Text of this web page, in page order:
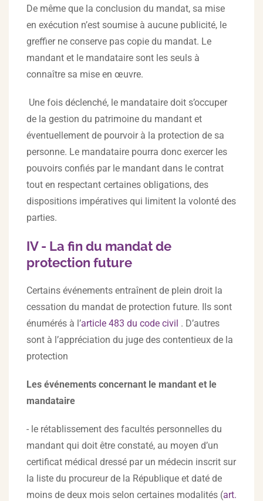
De même que la conclusion du mandat, sa mise
en exécution n’est soumise à aucune publicité, le
greffier ne conserve pas copie du mandat. Le
mandant et le mandataire sont les seuls à
connaître sa mise en œuvre.
Une fois déclenché, le mandataire doit s’occuper
de la gestion du patrimoine du mandant et
éventuellement de pourvoir à la protection de sa
personne. Le mandataire pourra donc exercer les
pouvoirs confiés par le mandant dans le contrat
tout en respectant certaines obligations, des
dispositions impératives qui limitent la volonté des
parties.
IV - La fin du mandat de
protection future
Certains événements entraînent de plein droit la
cessation du mandat de protection future. Ils sont
énumérés à l’article 483 du code civil . D’autres
sont à l’appréciation du juge des contentieux de la
protection
Les événements concernant le mandant et le
mandataire
- le rétablissement des facultés personnelles du
mandant qui doit être constaté, au moyen d’un
certificat médical dressé par un médecin inscrit sur
la liste du procureur de la République et daté de
moins de deux mois selon certaines modalités (art.